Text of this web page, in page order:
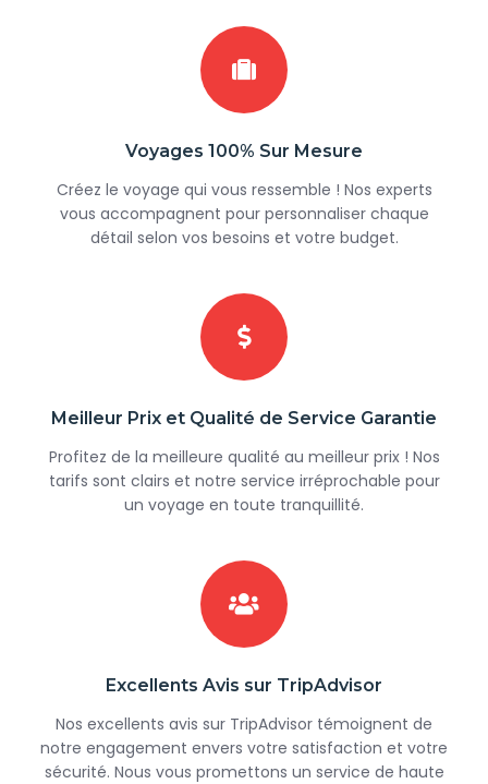
circuit pas cher egyptede 8
jours combine voyage
économique, richesse historique et
pour les voyageurs souhaitant vivre
à petit prix. Réservez dès
maintenant votrecircuit pas cher
egypteet créez des souvenirs
Voyages 100% Sur Mesure
Créez le voyage qui vous ressemble ! Nos experts
vous accompagnent pour personnaliser chaque
détail selon vos besoins et votre budget.
Meilleur Prix et Qualité de Service Garantie
Profitez de la meilleure qualité au meilleur prix ! Nos
tarifs sont clairs et notre service irréprochable pour
un voyage en toute tranquillité.
Excellents Avis sur TripAdvisor
Nos excellents avis sur TripAdvisor témoignent de
notre engagement envers votre satisfaction et votre
sécurité. Nous vous promettons un service de haute